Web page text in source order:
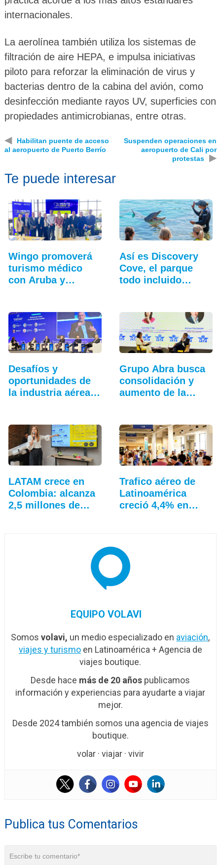
internacionales.
La aerolínea también utiliza los sistemas de
filtración de aire HEPA, e impulsa iniciativas
piloto para reforzar la eliminación de virus y
bacterias dentro de la cabina del avión, como
desinfección mediante rayos UV, superficies con
propiedades antimicrobianas, entre otras.
◀
Habilitan puente de acceso
al aeropuerto de Puerto Berrío
Suspenden operaciones en
aeropuerto de Cali por
protestas
▶
Te puede interesar
Wingo promoverá
turismo médico
con Aruba y
Así es Discovery
Cove, el parque
todo incluido
Desafíos y
oportunidades de
la industria aérea
Grupo Abra busca
consolidación y
aumento de la
LATAM crece en
Colombia: alcanza
2,5 millones de…
Trafico aéreo de
Latinoamérica
creció 4,4% en
EQUIPO VOLAVI
Somosvolavi, un medio especializado en aviación,
viajes y turismoen Latinoamérica + Agencia de
viajes boutique.
Desde hace más de 20 años publicamos
información y experiencias para ayudarte a viajar
mejor.
Desde 2024 también somos una agencia de viajes
boutique.
volar · viajar · vivir
Publica tus Comentarios